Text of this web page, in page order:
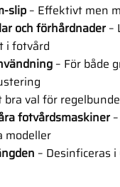
slip – Effektivt men
och förhårdnader–
i fotvård
– För både
bra val för
fotvårdsmaskiner
modeller
– Desinficeras